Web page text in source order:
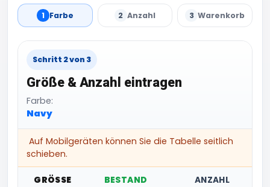
1 Farbe 2 Anzahl 3 Warenkorb
Schritt 2 von 3
Größe & Anzahl eintragen
Farbe:
Navy
Auf Mobilgeräten können Sie die Tabelle seitlich
schieben.
GRÖSSE BESTAND ANZAHL